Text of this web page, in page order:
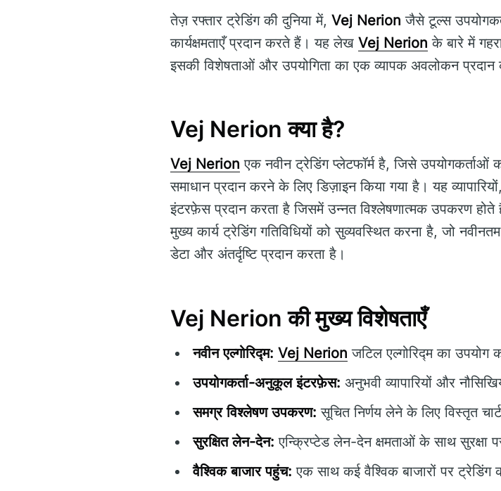
तेज़ रफ्तार ट्रेडिंग की दुनिया में, Vej Nerion जैसे टूल्स
कार्यक्षमताएँ प्रदान करते हैं। यह लेख Vej Nerion के बारे में
इसकी विशेषताओं और उपयोगिता का एक व्यापक अवलोकन प्रदान
Vej Nerion क्या है?
Vej Nerion एक नवीन ट्रेडिंग प्लेटफॉर्म है, जिसे उपयोगकर्ताओं
समाधान प्रदान करने के लिए डिज़ाइन किया गया है। यह
इंटरफ़ेस प्रदान करता है जिसमें उन्नत विश्लेषणात्मक उपकरण होते
मुख्य कार्य ट्रेडिंग गतिविधियों को सुव्यवस्थित करना है, जो
डेटा और अंतर्दृष्टि प्रदान करता है।
Vej Nerion की मुख्य विशेषताएँ
नवीन एल्गोरिद्म: Vej Nerion जटिल एल्गोरिद्म का
उपयोगकर्ता-अनुकूल इंटरफ़ेस: अनुभवी व्यापारियों और
समग्र विश्लेषण उपकरण: सूचित निर्णय लेने के लिए विस्तृत
सुरक्षित लेन-देन: एन्क्रिप्टेड लेन-देन क्षमताओं के साथ सुरक्षा
वैश्विक बाजार पहुंच: एक साथ कई वैश्विक बाजारों पर ट्रेडिंग